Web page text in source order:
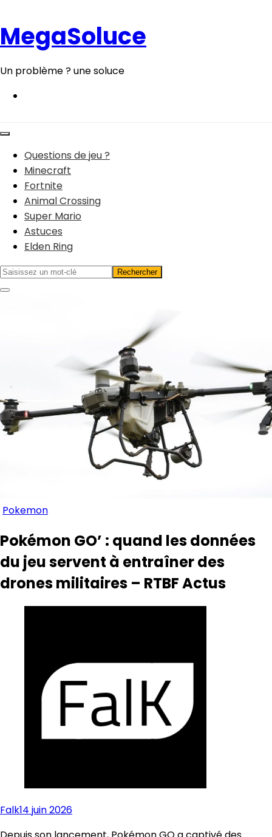
contenu
MegaSoluce
Un problème ? une soluce
Questions de jeu ?
Minecraft
Fortnite
Animal Crossing
Super Mario
Astuces
Elden Ring
Pokemon
Pokémon GO’ : quand les données
du jeu servent à entraîner des
drones militaires – RTBF Actus
Falk14 juin 2026